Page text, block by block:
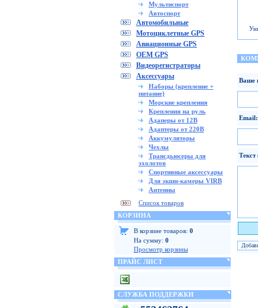
Мультиспорт
Автоспорт
Автомобильные
Мотоциклетные GPS
Авиационные GPS
OEM GPS
Видеорегистраторы
Аксессуары
Наборы (крепление +
питание)
Морские крепления
Крепления на руль
Адаперы от 12В
Адаптеры от 220В
Аккумуляторы
Чехлы
Трансдьюсеры для
эхолотов
Спортивные аксессуары
Для экшн-камеры VIRB
Антенны
Список товаров
КОРЗИНА
В корзине товаров: 0
На сумму: 0
Просмотр корзины
ПРАЙС ЛИСТ
СЛУЖБА ПОДДЕРЖКИ
Ваше
Email: